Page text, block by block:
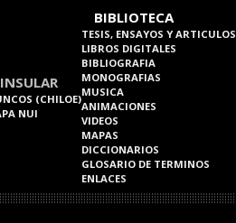
INSULAR
(CHILOE)
NUI
BIBLIOTECA
TESIS, ENSAYOS Y ARTICULOS
LIBROS DIGITALES
BIBLIOGRAFIA
MONOGRAFIAS
MUSICA
ANIMACIONES
VIDEOS
MAPAS
DICCIONARIOS
GLOSARIO DE TERMINOS
ENLACES